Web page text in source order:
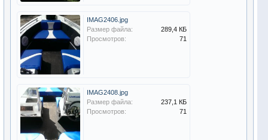
IMAG2406.jpg
Размер файла:
289,4 КБ
Просмотров:
71
IMAG2408.jpg
Размер файла:
237,1 КБ
Просмотров:
71